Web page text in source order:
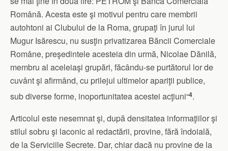
Română. Acesta este şi motivul pentru care membrii
autohtoni ai Clubului de la Roma, grupaţi în jurul lui
Mugur Isărescu, nu susţin privatizarea Băncii Comerciale
Române, preşedintele acesteia din urmă, Nicolae Dănilă,
membru al aceleiaşi grupări, făcându-se purtătorul lor de
cuvânt şi afirmând, cu prilejul ultimelor apariţii publice,
sub diverse forme, inoportunitatea acestei acţiuni“4.
Articolul este nesemnat şi, după densitatea informaţiilor şi
stilul sobru şi laconic al redactării, provine, fără îndoială,
de la Serviciile Secrete. Dar, chiar dacă nu provine de la